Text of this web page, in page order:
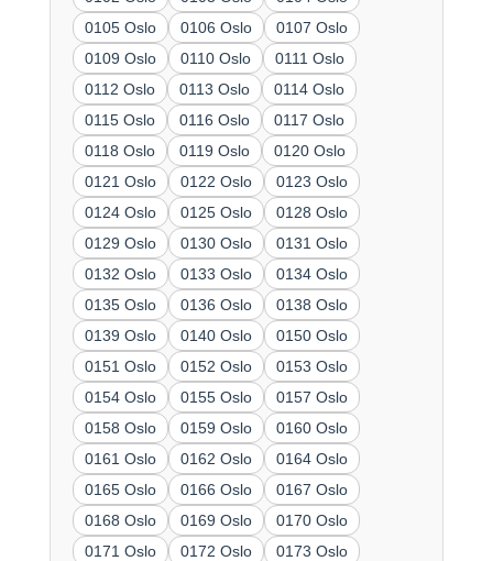
0105 Oslo
0106 Oslo
0107 Oslo
0109 Oslo
0110 Oslo
0111 Oslo
0112 Oslo
0113 Oslo
0114 Oslo
0115 Oslo
0116 Oslo
0117 Oslo
0118 Oslo
0119 Oslo
0120 Oslo
0121 Oslo
0122 Oslo
0123 Oslo
0124 Oslo
0125 Oslo
0128 Oslo
0129 Oslo
0130 Oslo
0131 Oslo
0132 Oslo
0133 Oslo
0134 Oslo
0135 Oslo
0136 Oslo
0138 Oslo
0139 Oslo
0140 Oslo
0150 Oslo
0151 Oslo
0152 Oslo
0153 Oslo
0154 Oslo
0155 Oslo
0157 Oslo
0158 Oslo
0159 Oslo
0160 Oslo
0161 Oslo
0162 Oslo
0164 Oslo
0165 Oslo
0166 Oslo
0167 Oslo
0168 Oslo
0169 Oslo
0170 Oslo
0171 Oslo
0172 Oslo
0173 Oslo